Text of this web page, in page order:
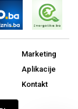
Marketing
Aplikacije
Kontakt